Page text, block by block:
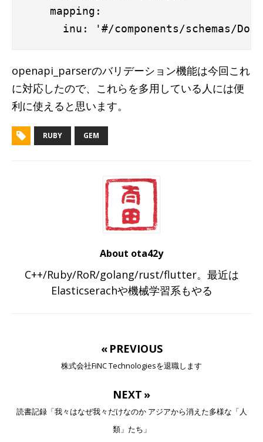
    mapping:
openapi_parserのバリデーション機能は今回これ
に対応したので、これらを多用している人には便
利に使えると思います。
RUBY GEM
About ota42y
C++/Ruby/RoR/golang/rust/flutter。最近は
Elasticserachや機械学習系もやる
« PREVIOUS
株式会社FiNC Technologiesを退職します
NEXT »
読書記録「我々はなぜ我々だけなのか アジアから消えた多様な「人
類」たち」